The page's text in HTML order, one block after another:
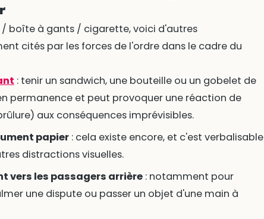
boîte à gants / cigarette, voici d'autres
cités par les forces de l'ordre dans le cadre du
: tenir un sandwich, une bouteille ou un gobelet de
permanence et peut provoquer une réaction de
aux conséquences imprévisibles.
papier: cela existe encore, et c'est verbalisable
distractions visuelles.
vers les passagers arrière: notamment pour
une dispute ou passer un objet d'une main à